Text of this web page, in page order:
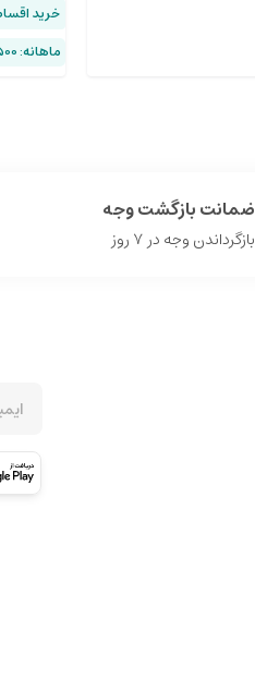
خرید
ماهانه: 155,500 (۴ قسط)
ضمانت بازگشت وجه
بازگرداندن وجه در ۷ روز